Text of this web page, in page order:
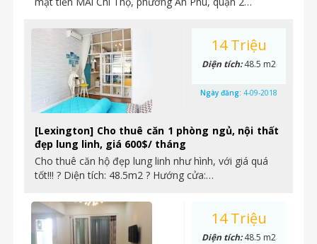
[Lexington] Cho thuê căn 1 phòng ngủ, nội thất
đẹp lung linh, giá 600$/ tháng
Cho thuê căn hộ đẹp lung linh như hình, với giá quá
tốt!!! ? Diện tích: 48.5m2 ? Hướng cửa:…
14 Triệu
Diện tích:48.5 m2
Ngày đăng: 4-09-2018
14 Triệu
Diện tích:48.5 m2